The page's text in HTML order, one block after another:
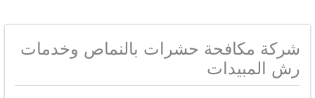
شركة مكافحة حشرات بالنماص وخدمات
رش المبيدات